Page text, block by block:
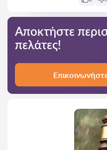
Αποκτήστε
πελάτες!